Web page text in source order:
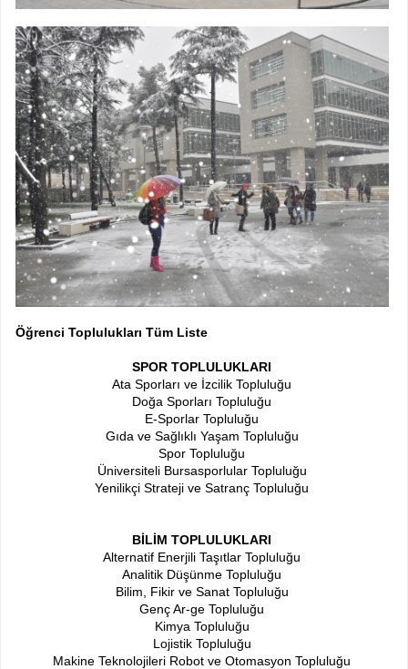
Öğrenci Toplulukları Tüm Liste
SPOR TOPLULUKLARI
Ata Sporları ve İzcilik Topluluğu
Doğa Sporları Topluluğu
E-Sporlar Topluluğu
Gıda ve Sağlıklı Yaşam Topluluğu
Spor Topluluğu
Üniversiteli Bursasporlular Topluluğu
Yenilikçi Strateji ve Satranç Topluluğu
BİLİM TOPLULUKLARI
Alternatif Enerjili Taşıtlar Topluluğu
Analitik Düşünme Topluluğu
Bilim, Fikir ve Sanat Topluluğu
Genç Ar-ge Topluluğu
Kimya Topluluğu
Lojistik Topluluğu
Makine Teknolojileri Robot ve Otomasyon Topluluğu